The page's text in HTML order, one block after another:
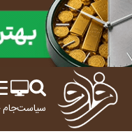
سیاستجام